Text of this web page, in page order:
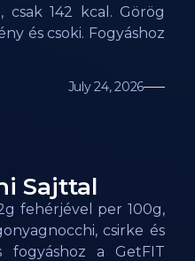
csak 142 kcal. Görög
és csoki. Fogyáshoz
July 24, 2026
Sajttal
fehérjével per 100g,
csirke és
fogyáshoz a GetFIT